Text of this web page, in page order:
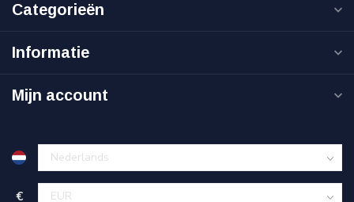
Categorieën
Informatie
Mijn account
€